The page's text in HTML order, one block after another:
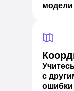
модели
с
ошибки